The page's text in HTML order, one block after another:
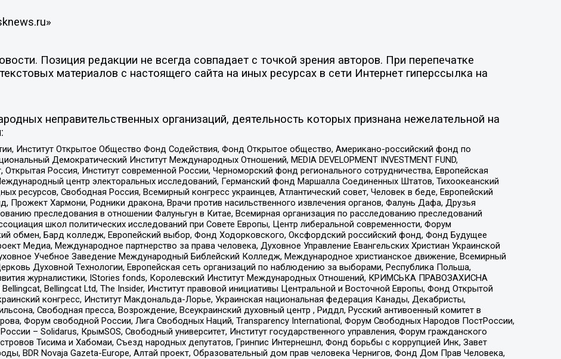
Позиция редакции не всегда совпадает с точкой зрения авторов. При перепечатке
материалов с настоящего сайта на иных ресурсах в сети Интернет гиперссылка на
неправительственных организаций, деятельность которых признана нежелательной на
Институт Открытое Общество Фонд Содействия, Фонд Открытое общество, Американо-российский фонд по
Демократический Институт Международных Отношений, MEDIA DEVELOPMENT INVESTMENT FUND,
Россия, Институт современной России, Черноморский фонд регионального сотрудничества, Европейская
центр электоральных исследований, Германский фонд Маршалла Соединенных Штатов, Тихоокеанский
ресурсов, Свободная Россия, Всемирный конгресс украинцев, Атлантический совет, Человек в беде, Европейский
Хармони, Родники дракона, Врачи против насильственного извлечения органов, Фалунь Дафа, Друзья
преследования в отношении Фалуньгун в Китае, Всемирная организация по расследованию преследований
школ политических исследований при Совете Европы, Центр либеральной современности, Форум
обмен, Бард колледж, Европейский выбор, Фонд Ходорковского, Оксфордский российский фонд, Фонд Будущее
Медиа, Международное партнерство за права человека, Духовное Управление Евангельских Христиан Украинской
Учебное Заведение Международный Библейский Колледж, Международное христианское движение, Всемирный
Духовной Технологии, Европейская сеть организаций по наблюдению за выборами, Республика Польша,
журналистики, IStories fonds, Королевский Институт Международных Отношений, КРИМСЬКА ПРАВОЗАХИСНА
Bellingcat Ltd, The Insider, Институт правовой инициативы Центральной и Восточной Европы, Фонд Открытой
конгресс, Институт Макдональда-Лорье, Украинская национальная федерация Канады, Декабристы,
Свободная пресса, Возрождение, Всеукраинский духовный центр , Риддл, Русский антивоенный комитет в
Форум свободной России, Лига Свободных Наций, Transparеncy International, Форум Свободных Народов ПостРоссии,
– Solidarus, КрымSOS, Свободный университет, Институт государственного управления, Форум гражданского
Тисима и Хабомаи, Съезд народных депутатов, Гринпис Интернешнл, Фонд борьбы с коррупцией Инк, Завет
BDR Novaja Gazeta-Europe, Алтай проект, Образовательный дом прав человека Чернигов, Фонд Дом Прав Человека,